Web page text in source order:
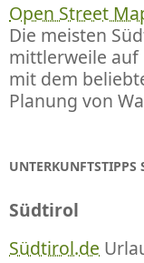
Open Street
Die meisten
mittlerweile auf
mit dem
Planung von
UNTERKUNFTSTIPPS
Südtirol
Südtirol.de